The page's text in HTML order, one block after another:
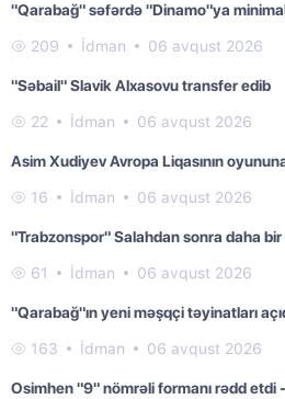
"Qarabağ" səfərdə "Dinamo"ya
209 İdman 06 avqust 2026
"Səbail" Slavik Alxasovu transfer edib
22 İdman 06 avqust 2026
Asim Xudiyev Avropa Liqasının
16 İdman 06 avqust 2026
"Trabzonspor" Salahdan sonra daha
61 İdman 06 avqust 2026
"Qarabağ"ın yeni məşqçi təyinatları
163 İdman 06 avqust 2026
Osimhen "9" nömrəli formanı rədd etdi